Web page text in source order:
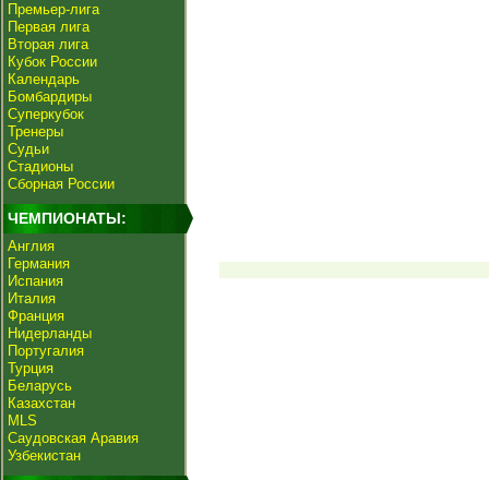
Премьер-лига
Первая лига
Вторая лига
Кубок России
Календарь
Бомбардиры
Суперкубок
Тренеры
Судьи
Стадионы
Сборная России
ЧЕМПИОНАТЫ:
Англия
Германия
Испания
Италия
Франция
Нидерланды
Португалия
Турция
Беларусь
Казахстан
MLS
Саудовская Аравия
Узбекистан